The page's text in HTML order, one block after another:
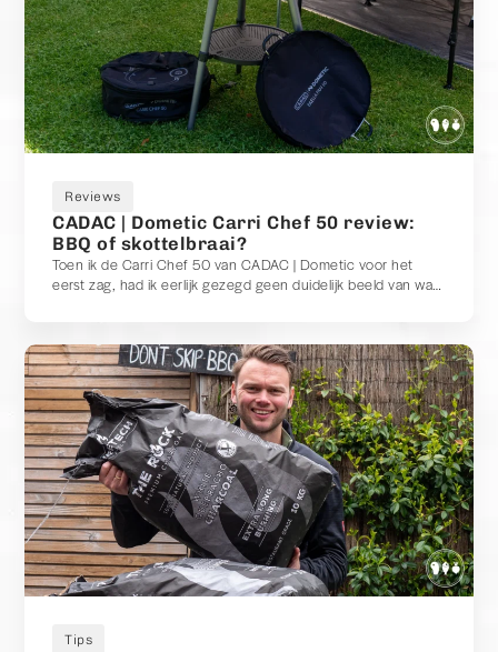
Reviews
CADAC | Dometic Carri Chef 50 review:
BBQ of skottelbraai?
Toen ik de Carri Chef 50 van CADAC | Dometic voor het
eerst zag, had ik eerlijk gezegd geen duidelijk beeld van wat
Chef zag, dacht ik juist: dit lijkt toch gewoon op een BBQ?
Dat maakte mij nieuwsgierig. Is het een barbecue? Een
skottelbraai? Of misschien allebei? Na meerdere keren
gebruiken, van het grillen van een flinke ribeye tot het roken
van zalm met een rookbox, heb ik inmiddels een goed beeld
van wat deze CADAC nu eigenlijk is. En ik moet zeggen: hij
heeft me op meerdere punten verrast.
Tips